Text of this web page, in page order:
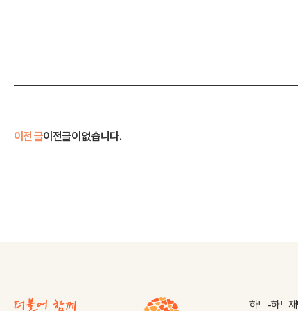
이전 글이전글이 없습니다.
하트-하트재